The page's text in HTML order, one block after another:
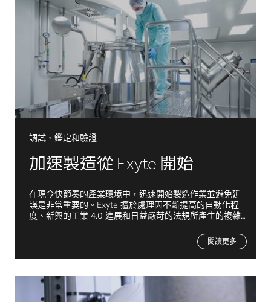
調試、鑑定和驗證
加速製造從 Exyte 開始
在現今快節奏的產業環境中，迅速開始製造作業並避免延
誤是非常重要的。Exyte 擅於處理因不斷提高的自動化程
度、新興的工業 4.0 進展和日益嚴苛的法規所產生的複雜
閱讀更多